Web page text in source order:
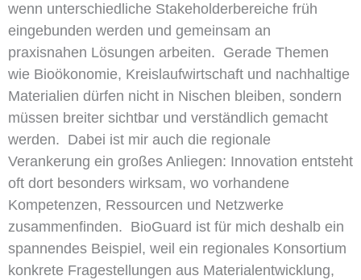
wenn unterschiedliche Stakeholderbereiche früh
eingebunden werden und gemeinsam an
praxisnahen Lösungen arbeiten. Gerade Themen
wie Bioökonomie, Kreislaufwirtschaft und nachhaltige
Materialien dürfen nicht in Nischen bleiben, sondern
müssen breiter sichtbar und verständlich gemacht
werden. Dabei ist mir auch die regionale
Verankerung ein großes Anliegen: Innovation entsteht
oft dort besonders wirksam, wo vorhandene
Kompetenzen, Ressourcen und Netzwerke
zusammenfinden. BioGuard ist für mich deshalb ein
spannendes Beispiel, weil ein regionales Konsortium
konkrete Fragestellungen aus Materialentwicklung,